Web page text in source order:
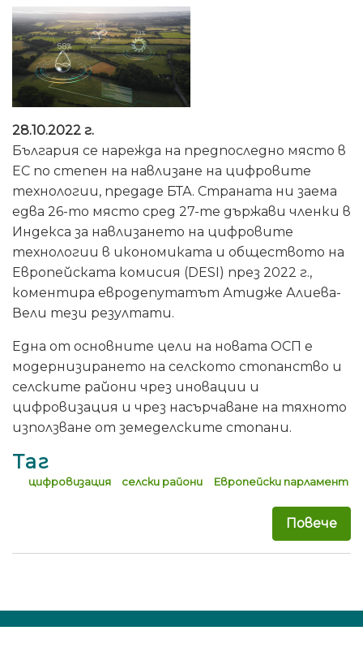
28.10.2022 г.
България се нарежда на предпоследно място в
ЕС по степен на навлизане на цифровите
технологии, предаде БТА. Страната ни заема
едва 26-то място сред 27-те държави членки в
Индекса за навлизането на цифровите
технологии в икономиката и обществото на
Европейската комисия (DESI) през 2022 г.,
коментира евродепутатът Атидже Алиева-
Вели тези резултати.
Една от основните цели на новата ОСП е
модернизирането на селското стопанство и
селските райони чрез иновации и
цифровизация и чрез насърчаване на тяхното
използване от земеделските стопани.
Таг
цифровизация селски райони Европейски парламент
Повече